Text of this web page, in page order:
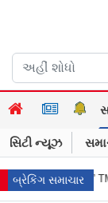
સિટી ન્યૂઝ
બ્રેકિંગ સમાચાર
સુપ્રીમ કોર્ટનો